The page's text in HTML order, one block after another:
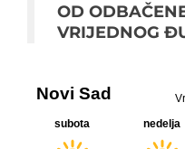
OD
VRIJEDNOG